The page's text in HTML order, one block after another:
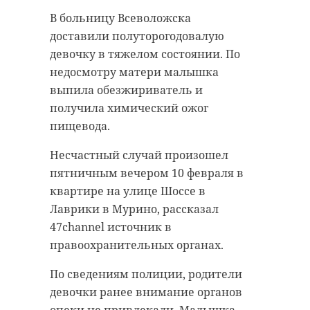
В больницу Всеволожска
доставили полуторогодовалую
девочку в тяжелом состоянии. По
недосмотру матери малышка
выпила обезжириватель и
получила химический ожог
пищевода.
Несчастный случай произошел
пятничным вечером 10 февраля в
квартире на улице Шоссе в
Лаврики в Мурино, рассказал
47channel источник в
правоохранительных органах.
По сведениям полиции, родители
девочки ранее внимание органов
Проект «Школа поисковика
"Область славы"» вошел в число
победителей конкурса Фонда
президентских грантов. Авторы
проекта получат на его
реализацию более миллиона
комитете по молодежной
политике Ленинградской области.
Цель «Школы поисковика» –
повысить качество поисковых
работ. Для этого авторы проекта
поисковых отрядов передовым
методикам в поиске и эксгумации.
Пятничным утром 10 февраля на
электронную почту школы №12 в
Выборге пришло сообщение о
минировании здания. На место
выехали сотрудники полиции.
Осмотрев школу, стражи порядка
обнаружили в туалете третьего
этажа предмет, замаскированный
под взрывное устройство:
коробочка от драже «Тик Так» с
надписью «бомба» была обмотана
изолентой, из-под которой
торчали провода, сообщил
Из здания эвакуировали 200